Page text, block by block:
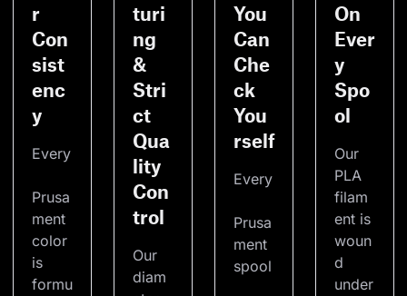
r
Con
sist
enc
y
Every
Prusa
ment
color
is
formu
turi
ng
&
Stri
ct
Qua
lity
Con
trol
Our
diam
You
Can
Che
ck
You
rself
Every
Prusa
ment
spool
On
Ever
y
Spo
ol
Our
PLA
filam
ent is
woun
d
under